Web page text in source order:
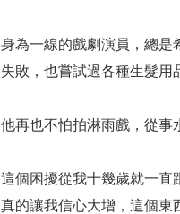
身為一線的戲劇演員，總是
失敗，也嘗試過各種生髮用
他再也不怕拍淋雨戲，從事
這個困擾從我十幾歲就一直
真的讓我信心大增，這個東